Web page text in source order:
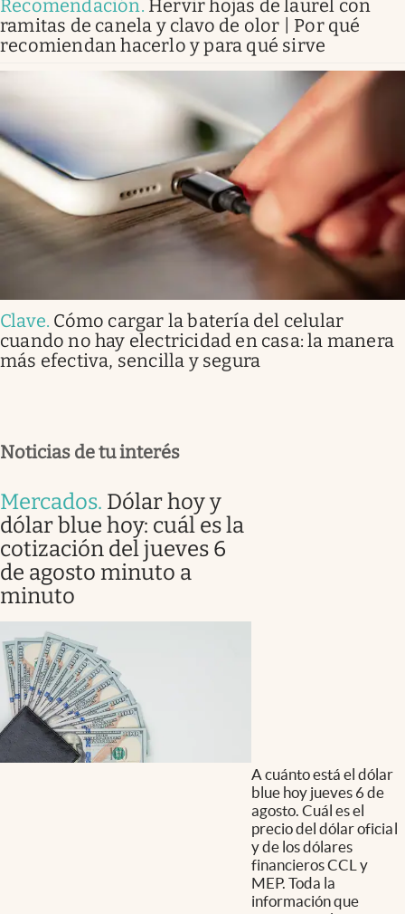
Recomendación. Hervir hojas de laurel con
ramitas de canela y clavo de olor | Por qué
recomiendan hacerlo y para qué sirve
Clave. Cómo cargar la batería del celular
cuando no hay electricidad en casa: la manera
más efectiva, sencilla y segura
Noticias de tu interés
Mercados. Dólar hoy y
dólar blue hoy: cuál es la
cotización del jueves 6
de agosto minuto a
minuto
A cuánto está el dólar
blue hoy jueves 6 de
agosto. Cuál es el
precio del dólar oficial
y de los dólares
financieros CCL y
MEP. Toda la
información que